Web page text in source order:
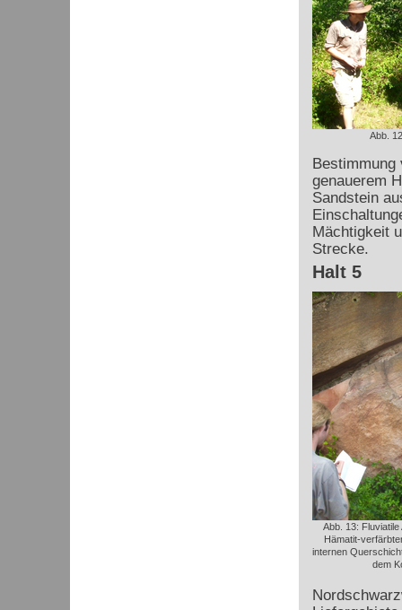
Abb.
Bestimmung
genauerem
Sandstein
Mächtigkeit
Strecke.
Halt 5
Abb. 13: Fluviatile
Hämatit-
internen
dem